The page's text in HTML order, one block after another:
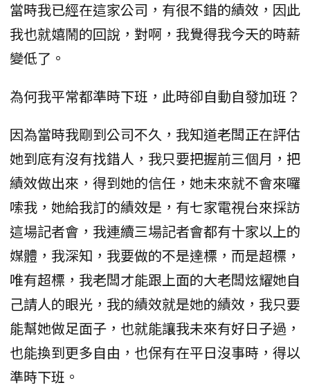
當時我已經在這家公司，有很不錯的績效，因此
我也就嬉鬧的回說，對啊，我覺得我今天的時薪
變低了。
為何我平常都準時下班，此時卻自動自發加班？
因為當時我剛到公司不久，我知道老闆正在評估
她到底有沒有找錯人，我只要把握前三個月，把
績效做出來，得到她的信任，她未來就不會來囉
嗦我，她給我訂的績效是，有七家電視台來採訪
這場記者會，我連續三場記者會都有十家以上的
媒體，我深知，我要做的不是達標，而是超標，
唯有超標，我老闆才能跟上面的大老闆炫耀她自
己請人的眼光，我的績效就是她的績效，我只要
能幫她做足面子，也就能讓我未來有好日子過，
也能換到更多自由，也保有在平日沒事時，得以
準時下班。